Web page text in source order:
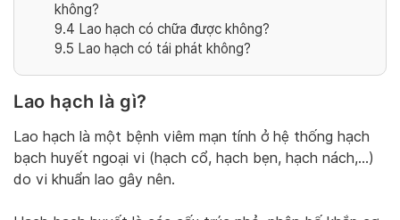
không?
9.4 Lao hạch có chữa được không?
9.5 Lao hạch có tái phát không?
Lao hạch là gì?
Lao hạch là một bệnh viêm mạn tính ở hệ thống hạch
bạch huyết ngoại vi (hạch cổ, hạch bẹn, hạch nách,…)
do vi khuẩn lao gây nên.